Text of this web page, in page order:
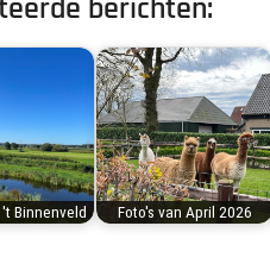
berichten:
Binnenveld Foto's van April 2026